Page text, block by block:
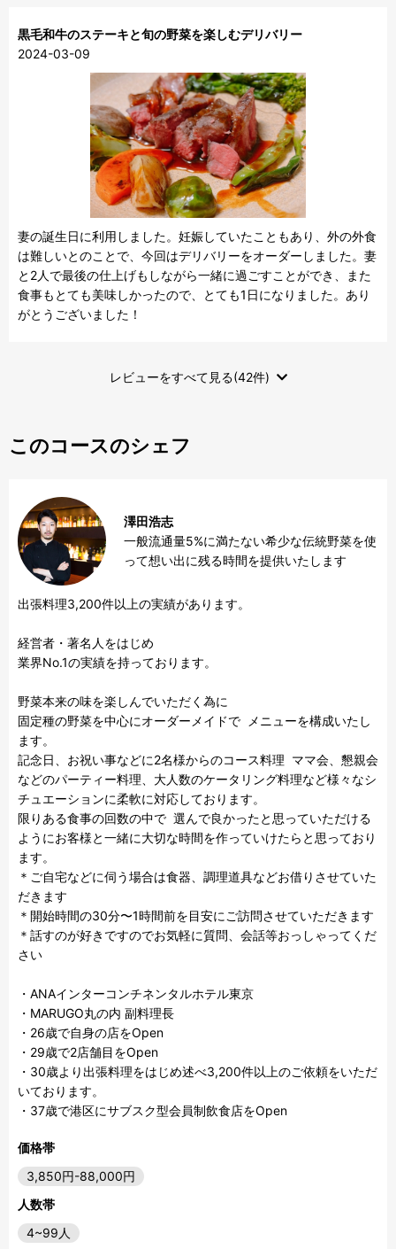
黒毛和牛のステーキと旬の野菜を楽しむデリバリー
2024-03-09
妻の誕生日に利用しました。妊娠していたこともあり、外の外食
は難しいとのことで、今回はデリバリーをオーダーしました。妻
と2人で最後の仕上げもしながら一緒に過ごすことができ、また
食事もとても美味しかったので、とても1日になりました。あり
がとうございました！
レビューをすべて見る(42件)
このコースのシェフ
澤田浩志
一般流通量5%に満たない希少な伝統野菜を使
って想い出に残る時間を提供いたします
出張料理3,200件以上の実績があります。
経営者・著名人をはじめ
業界No.1の実績を持っております。
野菜本来の味を楽しんでいただく為に
固定種の野菜を中心にオーダーメイドで  メニューを構成いたし
ます。
記念日、お祝い事などに2名様からのコース料理  ママ会、懇親会
などのパーティー料理、大人数のケータリング料理など様々なシ
チュエーションに柔軟に対応しております。
限りある食事の回数の中で  選んで良かったと思っていただける
ようにお客様と一緒に大切な時間を作っていけたらと思っており
ます。
＊ご自宅などに伺う場合は食器、調理道具などお借りさせていた
だきます
＊開始時間の30分〜1時間前を目安にご訪問させていただきます
＊話すのが好きですのでお気軽に質問、会話等おっしゃってくだ
さい
・ANAインターコンチネンタルホテル東京
・MARUGO丸の内 副料理長
・26歳で自身の店をOpen
・29歳で2店舗目をOpen
・30歳より出張料理をはじめ述べ3,200件以上のご依頼をいただ
いております。
・37歳で港区にサブスク型会員制飲食店をOpen
価格帯
3,850円-88,000円
人数帯
4~99人